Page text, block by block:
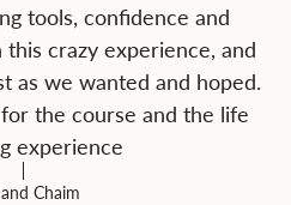
tools, confidence and
crazy experience, and
as we wanted and hoped.
the course and the life
experience.
Chaim